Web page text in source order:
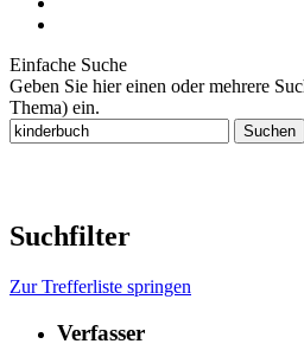
Einfache Suche
Geben Sie hier einen oder mehrere
Thema) ein.
Suchfilter
Zur Trefferliste springen
Verfasser